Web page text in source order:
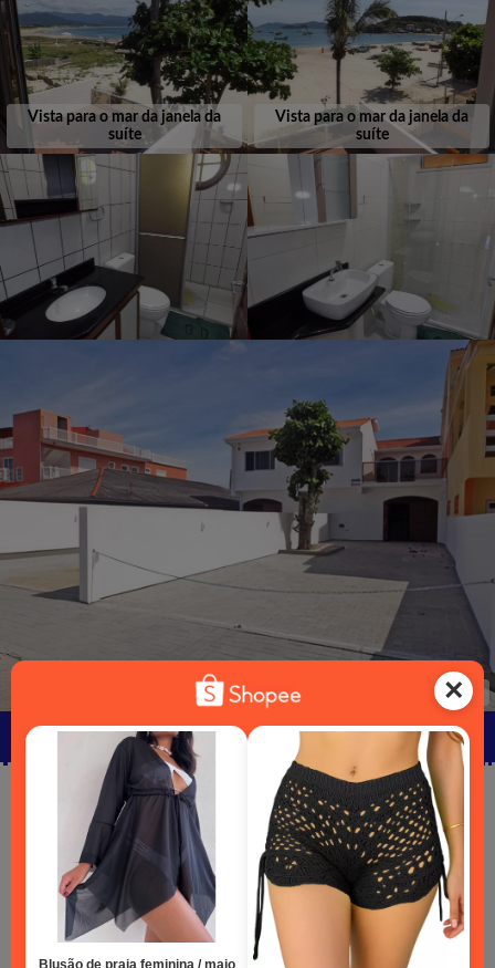
Vista para o mar da janela da
suíte
Vista para o mar da janela da
suíte
Estacionamento
Morada II
Amplo sobrado com 03 quartos de casal (sendo
01 suíte) que pode acomodar de 06 até 14
pessoas
03 Camas de casal (uma em cada quarto)
01 Bicama na sala
01 Bicama na suíte